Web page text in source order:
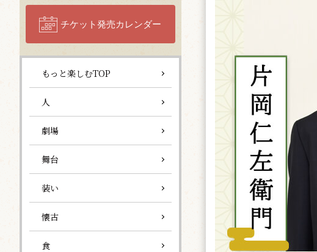
チケット発売カレンダー
もっと楽しむTOP
人
劇場
舞台
装い
懐古
食